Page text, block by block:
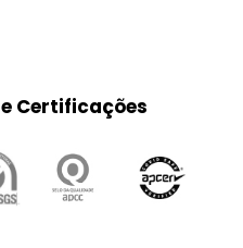
Certificações